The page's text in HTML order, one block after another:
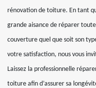
rénovation de toiture. En tant
grande aisance de réparer
couverture quel que soit son
votre satisfaction, nous vous
Laissez la professionnelle
toiture afin d’assurer sa